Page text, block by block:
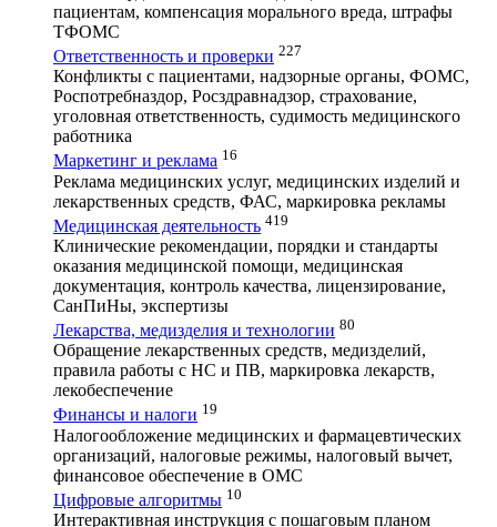
пациентам, компенсация морального вреда, штрафы
ТФОМС
Ответственность и проверки 227
Конфликты с пациентами, надзорные органы, ФОМС,
Роспотребназдор, Росздравнадзор, страхование,
уголовная ответственность, судимость медицинского
работника
Маркетинг и реклама 16
Реклама медицинских услуг, медицинских изделий и
лекарственных средств, ФАС, маркировка рекламы
Медицинская деятельность 419
Клинические рекомендации, порядки и стандарты
оказания медицинской помощи, медицинская
документация, контроль качества, лицензирование,
СанПиНы, экспертизы
Лекарства, медизделия и технологии 80
Обращение лекарственных средств, медизделий,
правила работы с НС и ПВ, маркировка лекарств,
лекобеспечение
Финансы и налоги 19
Налогообложение медицинских и фармацевтических
организаций, налоговые режимы, налоговый вычет,
финансовое обеспечение в ОМС
Цифровые алгоритмы 10
Интерактивная инструкция с пошаговым планом